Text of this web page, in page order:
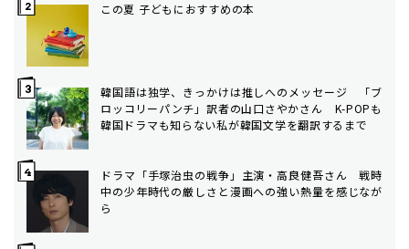
この夏 子どもにおすすめの本
韓国語は独学、きっかけは推しへのメッセージ 「ブ
ロッコリーパンチ」訳者の山口さやかさん K-POPも
韓国ドラマも知らない私が韓国文学を翻訳するまで
ドラマ「手塚治虫の戦争」主演・高良健吾さん 戦時
中の少年時代の厳しさと漫画への強い熱量を感じなが
ら